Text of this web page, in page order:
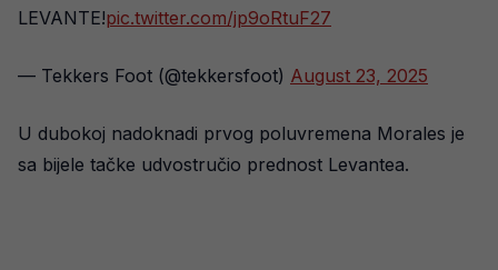
LEVANTE!pic.twitter.com/jp9oRtuF27
— Tekkers Foot (@tekkersfoot) August 23, 2025
U dubokoj nadoknadi prvog poluvremena Morales je
sa bijele tačke udvostručio prednost Levantea.